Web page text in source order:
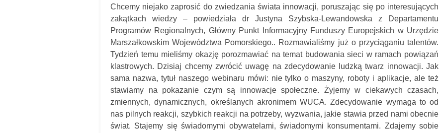
Chcemy niejako zaprosić do zwiedzania świata innowacji, poruszając się po interesujących
zakątkach wiedzy – powiedziała dr Justyna Szybska-Lewandowska z Departamentu
Programów Regionalnych, Główny Punkt Informacyjny Funduszy Europejskich w Urzędzie
Marszałkowskim Województwa Pomorskiego.. Rozmawialiśmy już o przyciąganiu talentów.
Tydzień temu mieliśmy okazję porozmawiać na temat budowania sieci w ramach powiązań
klastrowych. Dzisiaj chcemy zwrócić uwagę na zdecydowanie ludzką twarz innowacji. Jak
sama nazwa, tytuł naszego webinaru mówi: nie tylko o maszyny, roboty i aplikacje, ale też
stawiamy na pokazanie czym są innowacje społeczne. Żyjemy w ciekawych czasach,
zmiennych, dynamicznych, określanych akronimem WUCA. Zdecydowanie wymaga to od
nas pilnych reakcji, szybkich reakcji na potrzeby, wyzwania, jakie stawia przed nami obecnie
świat. Stajemy się świadomymi obywatelami, świadomymi konsumentami. Zdajemy sobie